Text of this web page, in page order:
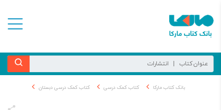
بانک کتاب مارکا کتاب کمک درسی کتاب کمک درسی دبستان